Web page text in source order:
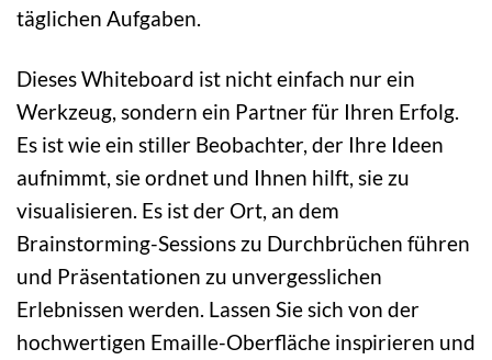
täglichen Aufgaben.
Dieses Whiteboard ist nicht einfach nur ein
Werkzeug, sondern ein Partner für Ihren Erfolg.
Es ist wie ein stiller Beobachter, der Ihre Ideen
aufnimmt, sie ordnet und Ihnen hilft, sie zu
visualisieren. Es ist der Ort, an dem
Brainstorming-Sessions zu Durchbrüchen führen
und Präsentationen zu unvergesslichen
Erlebnissen werden. Lassen Sie sich von der
hochwertigen Emaille-Oberfläche inspirieren und